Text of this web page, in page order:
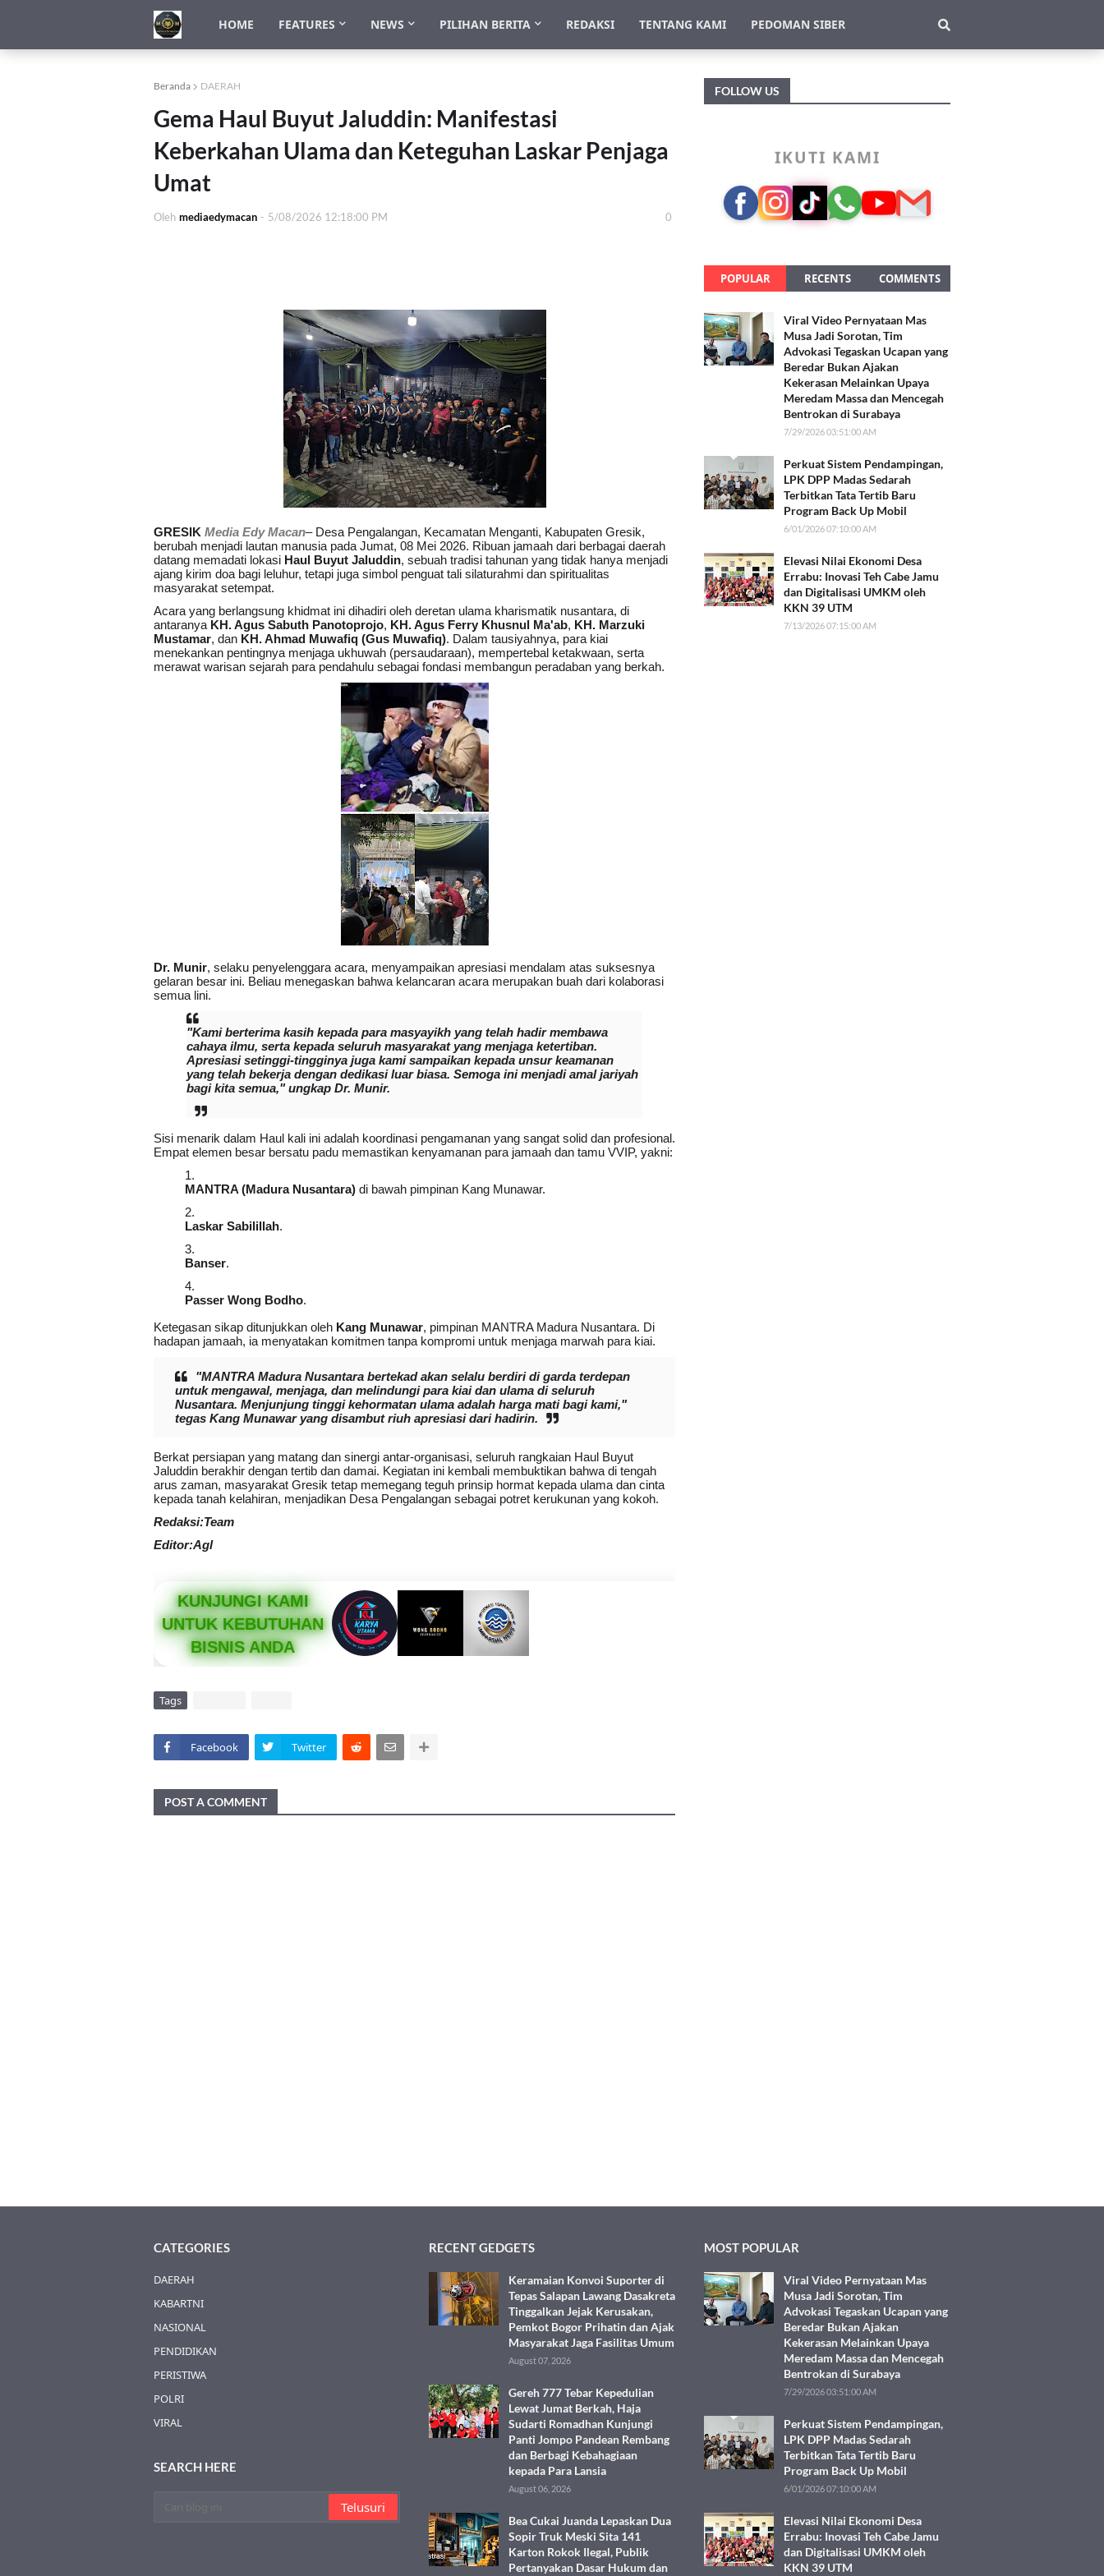
HOME FEATURES NEWS PILIHAN BERITA REDAKSI TENTANG KAMI PEDOMAN SIBER
Beranda DAERAH
Gema Haul Buyut Jaluddin: Manifestasi
Keberkahan Ulama dan Keteguhan Laskar Penjaga
Umat
Oleh mediaedymacan - 5/08/2026 12:18:00 PM 0
GRESIK Media Edy Macan– Desa Pengalangan, Kecamatan Menganti, Kabupaten Gresik,
berubah menjadi lautan manusia pada Jumat, 08 Mei 2026. Ribuan jamaah dari berbagai daerah
datang memadati lokasi Haul Buyut Jaluddin, sebuah tradisi tahunan yang tidak hanya menjadi
ajang kirim doa bagi leluhur, tetapi juga simbol penguat tali silaturahmi dan spiritualitas
masyarakat setempat.
Acara yang berlangsung khidmat ini dihadiri oleh deretan ulama kharismatik nusantara, di
antaranya KH. Agus Sabuth Panotoprojo, KH. Agus Ferry Khusnul Ma'ab, KH. Marzuki
Mustamar, dan KH. Ahmad Muwafiq (Gus Muwafiq). Dalam tausiyahnya, para kiai
menekankan pentingnya menjaga ukhuwah (persaudaraan), mempertebal ketakwaan, serta
merawat warisan sejarah para pendahulu sebagai fondasi membangun peradaban yang berkah.
Dr. Munir, selaku penyelenggara acara, menyampaikan apresiasi mendalam atas suksesnya
gelaran besar ini. Beliau menegaskan bahwa kelancaran acara merupakan buah dari kolaborasi
semua lini.
"Kami berterima kasih kepada para masyayikh yang telah hadir membawa
cahaya ilmu, serta kepada seluruh masyarakat yang menjaga ketertiban.
Apresiasi setinggi-tingginya juga kami sampaikan kepada unsur keamanan
yang telah bekerja dengan dedikasi luar biasa. Semoga ini menjadi amal jariyah
bagi kita semua," ungkap Dr. Munir.
Sisi menarik dalam Haul kali ini adalah koordinasi pengamanan yang sangat solid dan profesional.
Empat elemen besar bersatu padu memastikan kenyamanan para jamaah dan tamu VVIP, yakni:
MANTRA (Madura Nusantara) di bawah pimpinan Kang Munawar.
Laskar Sabilillah.
Banser.
Passer Wong Bodho.
Ketegasan sikap ditunjukkan oleh Kang Munawar, pimpinan MANTRA Madura Nusantara. Di
hadapan jamaah, ia menyatakan komitmen tanpa kompromi untuk menjaga marwah para kiai.
"MANTRA Madura Nusantara bertekad akan selalu berdiri di garda terdepan
untuk mengawal, menjaga, dan melindungi para kiai dan ulama di seluruh
Nusantara. Menjunjung tinggi kehormatan ulama adalah harga mati bagi kami,"
tegas Kang Munawar yang disambut riuh apresiasi dari hadirin.
Berkat persiapan yang matang dan sinergi antar-organisasi, seluruh rangkaian Haul Buyut
Jaluddin berakhir dengan tertib dan damai. Kegiatan ini kembali membuktikan bahwa di tengah
arus zaman, masyarakat Gresik tetap memegang teguh prinsip hormat kepada ulama dan cinta
kepada tanah kelahiran, menjadikan Desa Pengalangan sebagai potret kerukunan yang kokoh.
Redaksi:Team
Editor:Agl
KUNJUNGI KAMI
UNTUK KEBUTUHAN
BISNIS ANDA
Tags
Facebook Twitter
POST A COMMENT
FOLLOW US
IKUTI KAMI
POPULAR RECENTS COMMENTS
Viral Video Pernyataan Mas
Musa Jadi Sorotan, Tim
Advokasi Tegaskan Ucapan yang
Beredar Bukan Ajakan
Kekerasan Melainkan Upaya
Meredam Massa dan Mencegah
Bentrokan di Surabaya
7/29/2026 03:51:00 AM
Perkuat Sistem Pendampingan,
LPK DPP Madas Sedarah
Terbitkan Tata Tertib Baru
Program Back Up Mobil
6/01/2026 07:10:00 AM
Elevasi Nilai Ekonomi Desa
Errabu: Inovasi Teh Cabe Jamu
dan Digitalisasi UMKM oleh
KKN 39 UTM
7/13/2026 07:15:00 AM
CATEGORIES
DAERAH
KABARTNI
NASIONAL
PENDIDIKAN
PERISTIWA
POLRI
VIRAL
SEARCH HERE
RECENT GEDGETS
Keramaian Konvoi Suporter di
Tepas Salapan Lawang Dasakreta
Tinggalkan Jejak Kerusakan,
Pemkot Bogor Prihatin dan Ajak
Masyarakat Jaga Fasilitas Umum
August 07, 2026
Gereh 777 Tebar Kepedulian
Lewat Jumat Berkah, Haja
Sudarti Romadhan Kunjungi
Panti Jompo Pandean Rembang
dan Berbagi Kebahagiaan
kepada Para Lansia
August 06, 2026
Bea Cukai Juanda Lepaskan Dua
Sopir Truk Meski Sita 141
Karton Rokok Ilegal, Publik
Pertanyakan Dasar Hukum dan
MOST POPULAR
Viral Video Pernyataan Mas
Musa Jadi Sorotan, Tim
Advokasi Tegaskan Ucapan yang
Beredar Bukan Ajakan
Kekerasan Melainkan Upaya
Meredam Massa dan Mencegah
Bentrokan di Surabaya
7/29/2026 03:51:00 AM
Perkuat Sistem Pendampingan,
LPK DPP Madas Sedarah
Terbitkan Tata Tertib Baru
Program Back Up Mobil
6/01/2026 07:10:00 AM
Elevasi Nilai Ekonomi Desa
Errabu: Inovasi Teh Cabe Jamu
dan Digitalisasi UMKM oleh
KKN 39 UTM